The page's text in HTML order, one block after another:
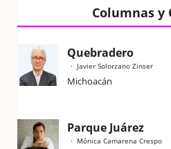
Columnas y
Quebradero
Javier Solorzano Zinser
Michoacán
Parque Juárez
Mónica Camarena Crespo